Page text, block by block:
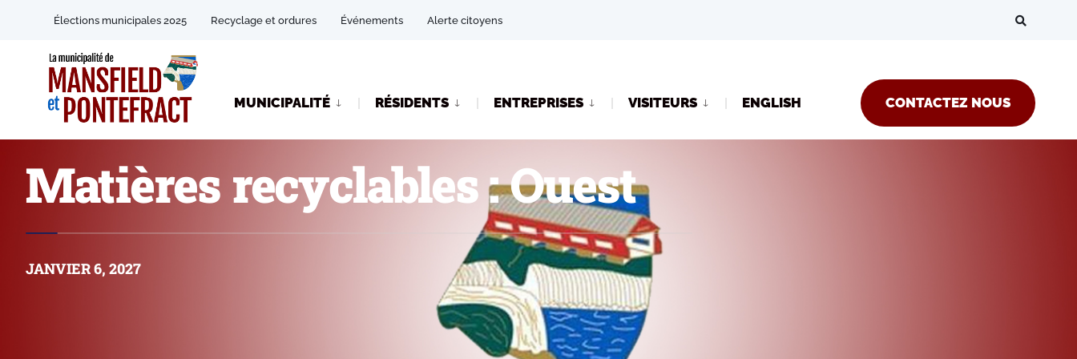
Élections municipales 2025 Recyclage et ordures Événements Alerte citoyens
MUNICIPALITÉ RÉSIDENTS ENTREPRISES VISITEURS CONTACTEZ NOUS
ENGLISH
Matières recyclables : Ouest
JANVIER 6, 2027